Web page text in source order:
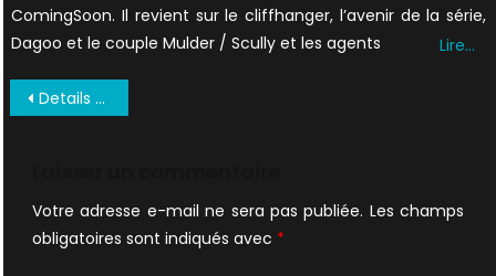
ComingSoon. Il revient sur le cliffhanger, l’avenir de la série,
Dagoo et le couple Mulder / Scully et les agents
Lire…
Navigation
Details Juin 1998 US (6)
Votre adresse e-mail ne sera pas publiée. Les champs
obligatoires sont indiqués avec *